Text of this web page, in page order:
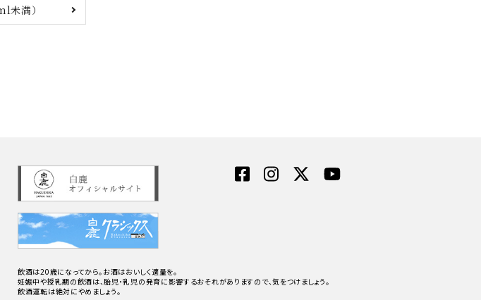
未満）
飲酒は20歳になってから。お酒はおいしく適量を。
妊娠中や授乳期の飲酒は、胎児・乳児の発育に影響するおそれがありますので、気をつけましょう。
飲酒運転は絶対にやめましょう。